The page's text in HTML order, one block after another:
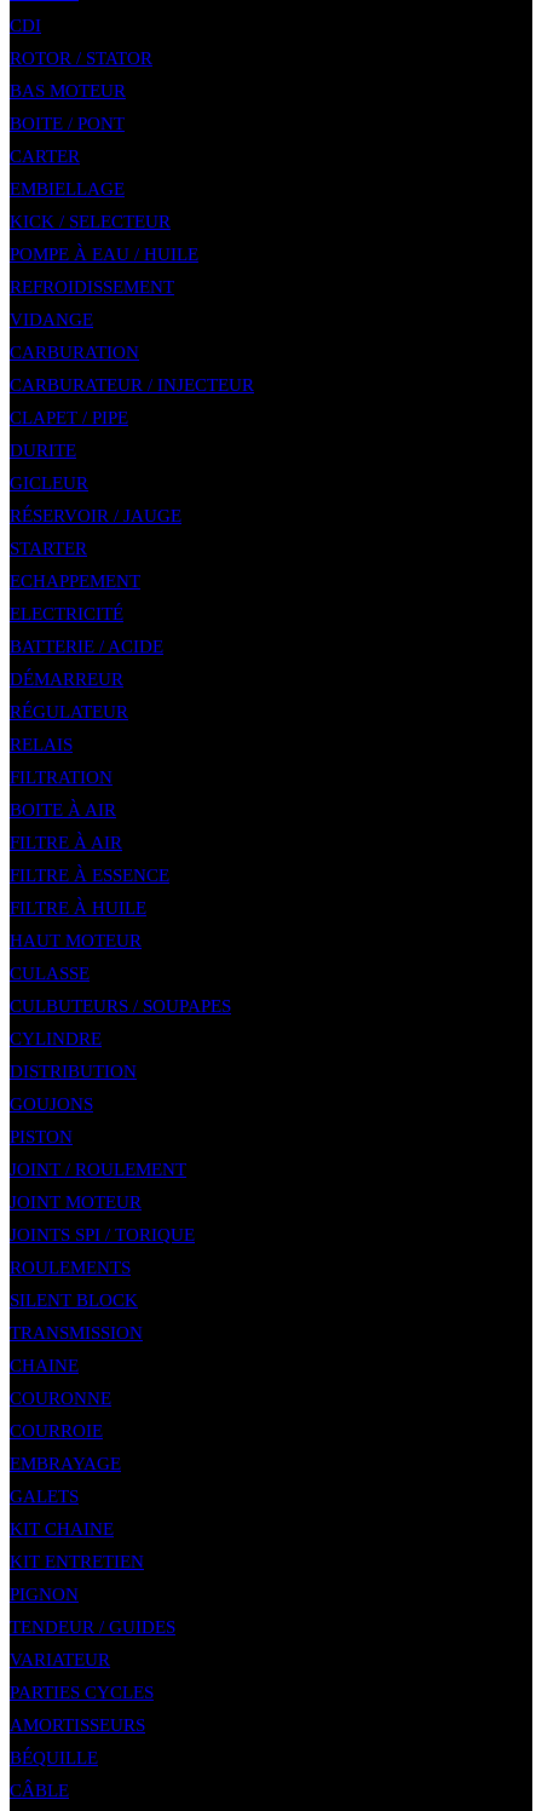
CDI
ROTOR / STATOR
BAS MOTEUR
BOITE / PONT
CARTER
EMBIELLAGE
KICK / SELECTEUR
POMPE À EAU / HUILE
REFROIDISSEMENT
VIDANGE
CARBURATION
CARBURATEUR / INJECTEUR
CLAPET / PIPE
DURITE
GICLEUR
RÉSERVOIR / JAUGE
STARTER
ECHAPPEMENT
ELECTRICITÉ
BATTERIE / ACIDE
DÉMARREUR
RÉGULATEUR
RELAIS
FILTRATION
BOITE À AIR
FILTRE À AIR
FILTRE À ESSENCE
FILTRE À HUILE
HAUT MOTEUR
CULASSE
CULBUTEURS / SOUPAPES
CYLINDRE
DISTRIBUTION
GOUJONS
PISTON
JOINT / ROULEMENT
JOINT MOTEUR
JOINTS SPI / TORIQUE
ROULEMENTS
SILENT BLOCK
TRANSMISSION
CHAINE
COURONNE
COURROIE
EMBRAYAGE
GALETS
KIT CHAINE
KIT ENTRETIEN
PIGNON
TENDEUR / GUIDES
VARIATEUR
PARTIES CYCLES
AMORTISSEURS
BÉQUILLE
CÂBLE